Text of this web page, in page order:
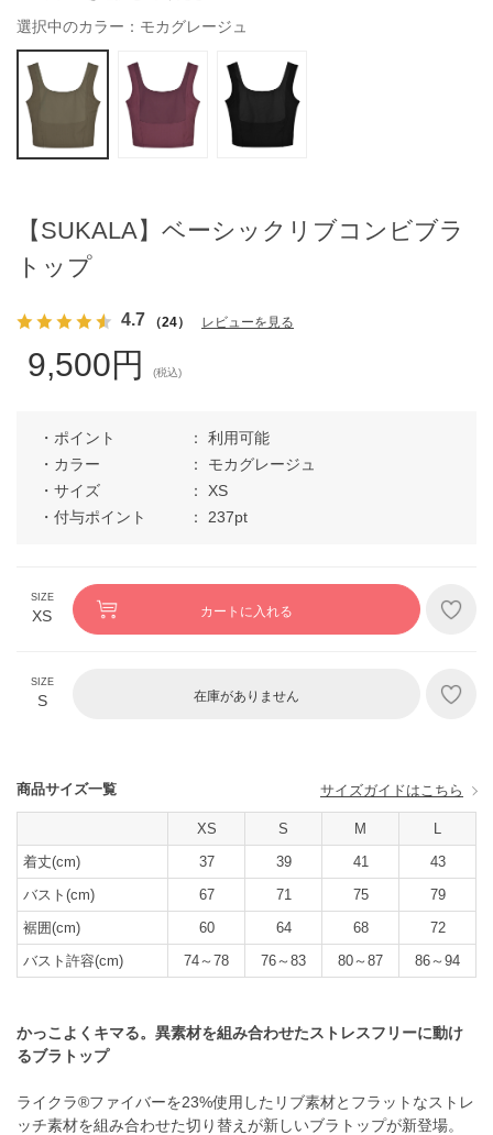
選択中のカラー：モカグレージュ
【SUKALA】ベーシックリブコンビブラ
トップ
4.7 （24） レビューを見る
9,500円 (税込)
ポイント
利用可能
カラー
モカグレージュ
サイズ
XS
付与ポイント
237pt
XS カートに入れる
S 在庫がありません
商品サイズ一覧 サイズガイドはこちら
XS S M
着丈(cm)
37 39 41
43
バスト(cm)
67 71 75
79
裾囲(cm)
60 64 68
72
バスト許容(cm)
74～78 76～83 80～87 86～94
かっこよくキマる。異素材を組み合わせたストレスフリーに動け
るブラトップ
ライクラ®ファイバーを23%使用したリブ素材とフラットなストレ
ッチ素材を組み合わせた切り替えが新しいブラトップが新登場。